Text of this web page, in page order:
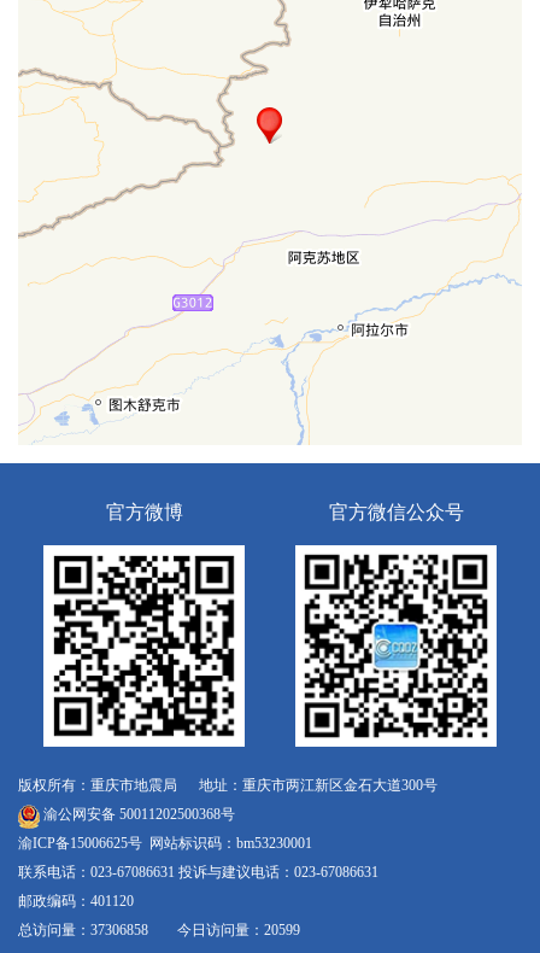
官方微博 官方微信公众号
版权所有：重庆市地震局 地址：重庆市两江新区金石大道300号
渝公网安备 50011202500368号
渝ICP备15006625号 网站标识码：bm53230001
联系电话：023-67086631 投诉与建议电话：023-67086631
邮政编码：401120
总访问量：37306858 今日访问量：20599